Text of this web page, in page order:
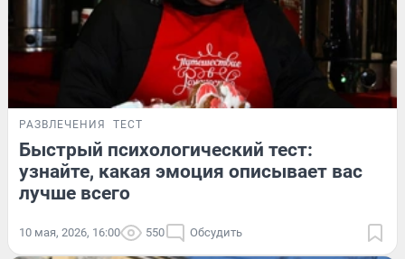
РАЗВЛЕЧЕНИЯ ТЕСТ
Быстрый психологический тест:
узнайте, какая эмоция описывает вас
лучше всего
10 мая, 2026, 16:00 550 Обсудить